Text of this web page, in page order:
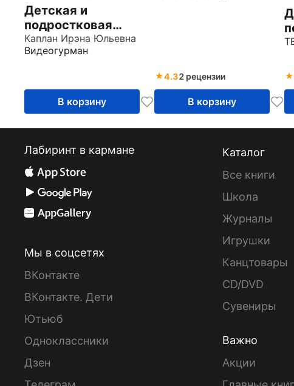
Детская и
подростковая
сексология с
доктором Ирэной
Каплан Ирэна Юльевна
Видеогурман
В корзину
4.32 рецензии
В корзину
Лабиринт в кармане
Мы в соцсетях
ВКонтакте
ВКонтакте. Дети
Ютьюб
Одноклассники
Дзен
Каталог
Все книги
Школа
Журналы
Игрушки
Канцтовары
CD/DVD
Сувениры
Важно
Акции